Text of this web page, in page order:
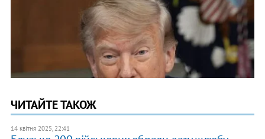
ЧИТАЙТЕ ТАКОЖ
14 квітня 2025, 22:41